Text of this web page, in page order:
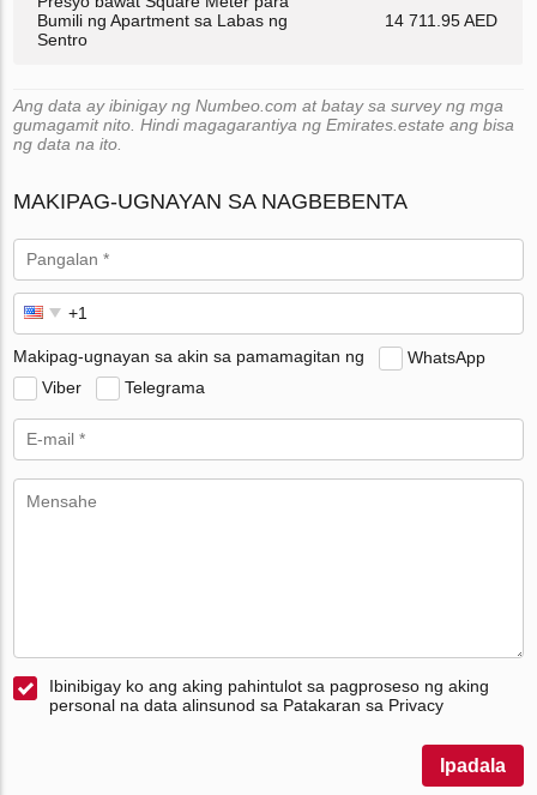
Bumili ng Apartment sa Labas ng
Sentro
14 711.95 AED
Ang data ay ibinigay ng Numbeo.com at batay sa survey ng mga
gumagamit nito. Hindi magagarantiya ng Emirates.estate ang bisa
ng data na ito.
MAKIPAG-UGNAYAN SA NAGBEBENTA
Makipag-ugnayan sa akin sa pamamagitan ng
WhatsApp
Viber
Telegrama
Ibinibigay ko ang aking pahintulot sa pagproseso ng aking
personal na data alinsunod sa Patakaran sa Privacy
Ipadala